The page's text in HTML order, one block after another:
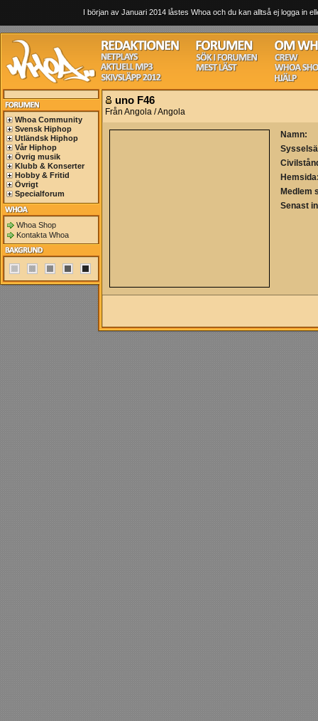
I början av Januari 2014 låstes Whoa och du kan alltså ej logga in
Whoa Community
Svensk Hiphop
Utländsk Hiphop
Vår Hiphop
Övrig musik
Klubb & Konserter
Hobby & Fritid
Övrigt
Specialforum
Whoa Shop
Kontakta Whoa
uno F46
Från Angola / Angola
Namn:
Medlem
Senast